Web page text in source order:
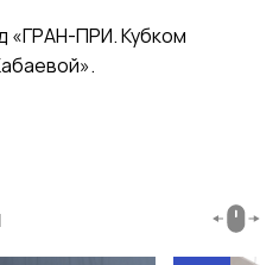
«ГРАН-ПРИ. Кубком